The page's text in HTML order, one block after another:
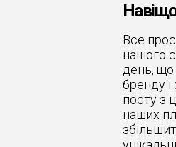
Все
нашого
день, що
бренду
посту з
наших